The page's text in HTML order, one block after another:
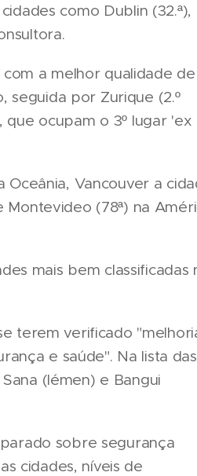
como Dublin (32.ª),
a melhor qualidade de
seguida por Zurique (2.º
ocupam o 3º lugar 'ex
Oceânia, Vancouver a
(78ª) na
mais bem classificadas
terem verificado
e saúde". Na lista das
(Iémen) e Bangui
sobre segurança
cidades, níveis de